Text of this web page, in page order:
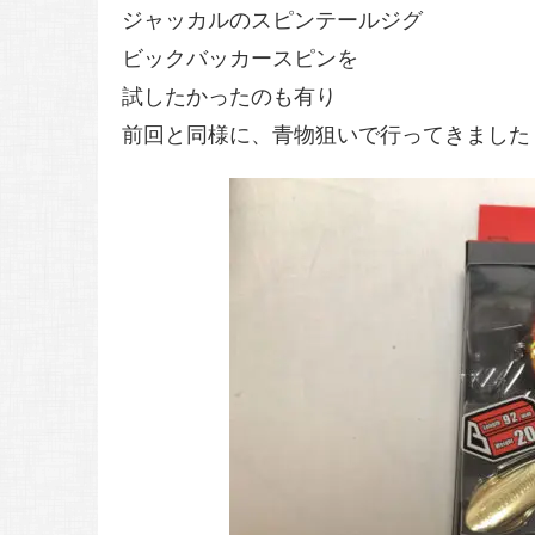
ジャッカルのスピンテールジグ
ビックバッカースピンを
試したかったのも有り
前回と同様に、青物狙いで行ってきました